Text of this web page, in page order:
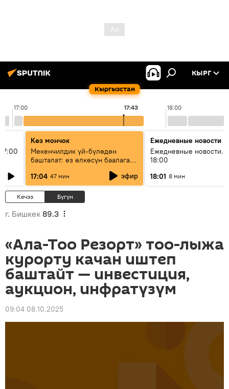
Кыргызстан
КЫРГ
17:00 18:00
17:43
Көз мончок
Мекенчилдик үй-бүлөдөн
башталат: өз өлкөсүн баалаган
муунду кантип тарбиялоо
керек?
17:04 47 мин эфир
Ежедневные новости
Ежедневные новости.
18:00
18:01 8 мин
Кечээ Бүгүн
г. Бишкек 89.3
«Ала-Тоо Резорт» тоо-лыжа
курорту качан иштеп
баштайт — инвестиция,
аукцион, инфратүзүм
09:04 08.10.2025